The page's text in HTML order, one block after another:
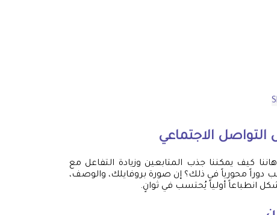
التواصل الاجتماعي
كيف يمكننا جذب المتابعين وزيادة التفاعل مع
دوراً محورياً في ذلك؟ إن صورة بروفايلك، والوصف،
انطباعاً أولياً يُحتسب في ثوانٍ.